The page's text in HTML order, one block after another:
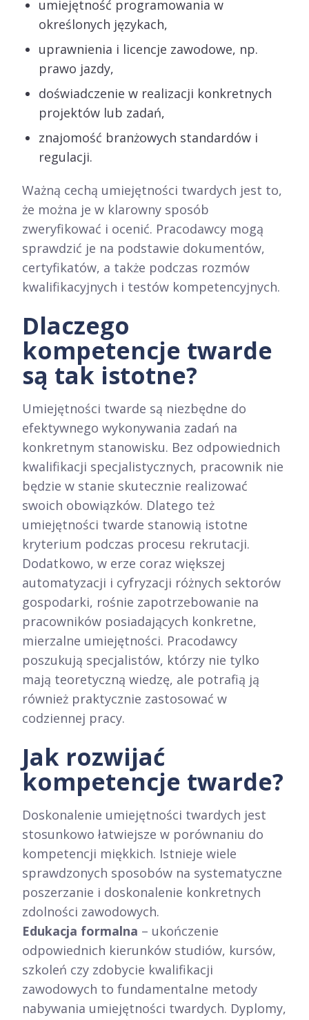
umiejętność programowania w
określonych językach,
uprawnienia i licencje zawodowe, np.
prawo jazdy,
doświadczenie w realizacji konkretnych
projektów lub zadań,
znajomość branżowych standardów i
regulacji.
Ważną cechą umiejętności twardych jest to,
że można je w klarowny sposób
zweryfikować i ocenić. Pracodawcy mogą
sprawdzić je na podstawie dokumentów,
certyfikatów, a także podczas rozmów
kwalifikacyjnych i testów kompetencyjnych.
Dlaczego
kompetencje twarde
są tak istotne?
Umiejętności twarde są niezbędne do
efektywnego wykonywania zadań na
konkretnym stanowisku. Bez odpowiednich
kwalifikacji specjalistycznych, pracownik nie
będzie w stanie skutecznie realizować
swoich obowiązków. Dlatego też
umiejętności twarde stanowią istotne
kryterium podczas procesu rekrutacji.
Dodatkowo, w erze coraz większej
automatyzacji i cyfryzacji różnych sektorów
gospodarki, rośnie zapotrzebowanie na
pracowników posiadających konkretne,
mierzalne umiejętności. Pracodawcy
poszukują specjalistów, którzy nie tylko
mają teoretyczną wiedzę, ale potrafią ją
również praktycznie zastosować w
codziennej pracy.
Jak rozwijać
kompetencje twarde?
Doskonalenie umiejętności twardych jest
stosunkowo łatwiejsze w porównaniu do
kompetencji miękkich. Istnieje wiele
sprawdzonych sposobów na systematyczne
poszerzanie i doskonalenie konkretnych
zdolności zawodowych.
Edukacja formalna – ukończenie
odpowiednich kierunków studiów, kursów,
szkoleń czy zdobycie kwalifikacji
zawodowych to fundamentalne metody
nabywania umiejętności twardych. Dyplomy,